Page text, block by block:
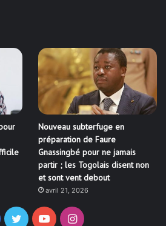
Nouveau subterfuge en
préparation de Faure
Gnassingbé pour ne jamais
partir ; les Togolais disent non
et sont vent debout
avril 21, 2026
Facebook
TwitterYouTubeInstagram